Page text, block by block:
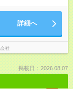
詳細へ
社
掲載日：2026.08.07